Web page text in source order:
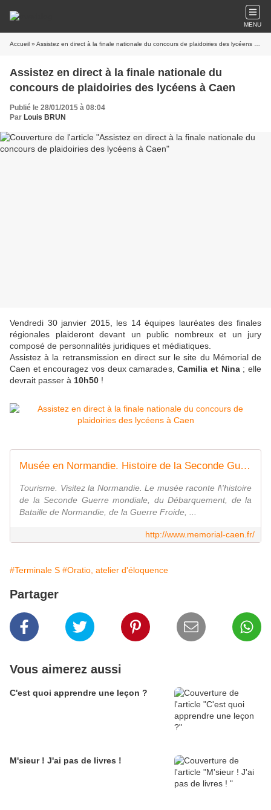
MENU
Accueil » Assistez en direct à la finale nationale du concours de plaidoiries des lycéens à Caen
Assistez en direct à la finale nationale du
concours de plaidoiries des lycéens à Caen
Publié le 28/01/2015 à 08:04
Par Louis BRUN
Vendredi 30 janvier 2015, les 14 équipes lauréates des finales
régionales plaideront devant un public nombreux et un jury
composé de personnalités juridiques et médiatiques.
Assistez à la retransmission en direct sur le site du Mémorial de
Caen et encouragez vos deux camarades,Camilia et Nina; elle
devrait passer à 10h50 !
Musée en Normandie. Histoire de la Seconde Guerre mondiale. Tourisme. Mémorial de Caen
Tourisme. Visitez la Normandie. Le musée raconte l\'histoire
de la Seconde Guerre mondiale, du Débarquement, de la
Bataille de Normandie, de la Guerre Froide, ...
http://www.memorial-caen.fr/
#Terminale S #Oratio, atelier d'éloquence
Partager
Vous aimerez aussi
C'est quoi apprendre une leçon ?
M'sieur ! J'ai pas de livres !